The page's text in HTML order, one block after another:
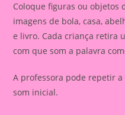
Coloque figuras ou objetos
imagens de bola, casa,
e livro. Cada criança retira
com que som a palavra
A professora pode repetir
som inicial.